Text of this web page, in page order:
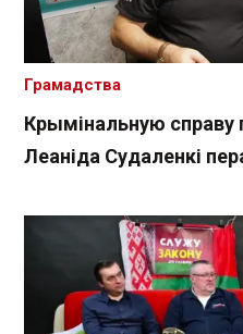
Крымінальную справу
Леаніда Судаленкі
Грамадства